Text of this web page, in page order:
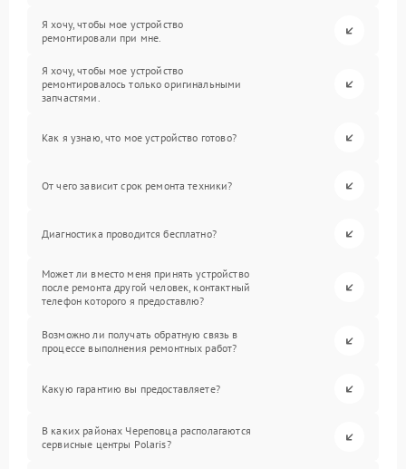
Я хочу, чтобы мое устройство
ремонтировали при мне.
Я хочу, чтобы мое устройство
ремонтировалось только оригинальными
запчастями.
Как я узнаю, что мое устройство готово?
От чего зависит срок ремонта техники?
Диагностика проводится бесплатно?
Может ли вместо меня принять устройство
после ремонта другой человек, контактный
телефон которого я предоставлю?
Возможно ли получать обратную связь в
процессе выполнения ремонтных работ?
Какую гарантию вы предоставляете?
В каких районах Череповца располагаются
сервисные центры Polaris?